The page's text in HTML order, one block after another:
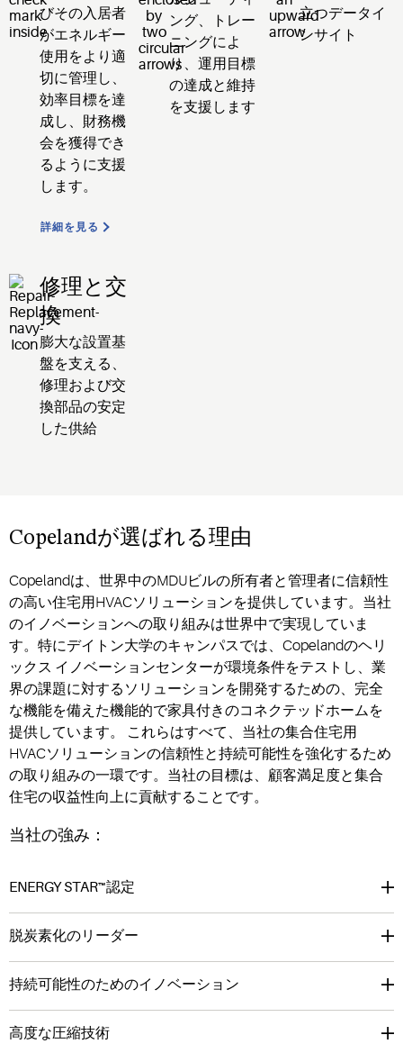
びその入居者
がエネルギー
使用をより適
切に管理し、
効率目標を達
成し、財務機
会を獲得でき
るように支援
します。
詳細を見る
ング、トレー
ニングによ
り、運用目標
の達成と維持
を支援します
立つデータイ
ンサイト
修理と交
換
膨大な設置基
盤を支える、
修理および交
換部品の安定
した供給
Copelandが選ばれる理由
Copelandは、世界中のMDUビルの所有者と管理者に信頼性
の高い住宅用HVACソリューションを提供しています。 当社
のイノベーションへの取り組みは世界中で実現していま
す。特にデイトン大学のキャンパスでは、Copelandのヘリ
ックス イノベーションセンターが環境条件をテストし、業
界の課題に対するソリューションを開発するための、完全
な機能を備えた機能的で家具付きのコネクテッドホームを
提供しています。
これらはすべて、当社の集合住宅用
HVACソリューションの信頼性と持続可能性を強化するため
の取り組みの一環です。 当社の目標は、顧客満足度と集合
住宅の収益性向上に貢献することです。
当社の強み：
ENERGY STAR™認定
脱炭素化のリーダー
持続可能性のためのイノベーション
高度な圧縮技術